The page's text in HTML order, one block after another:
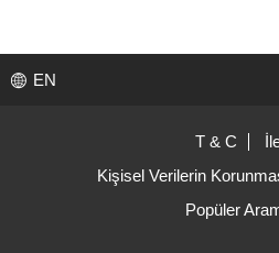
EN
T & C
Kişisel Verilerin
Popüler